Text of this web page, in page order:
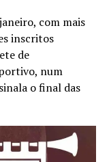
com mais
inscritos
de
num
o final das